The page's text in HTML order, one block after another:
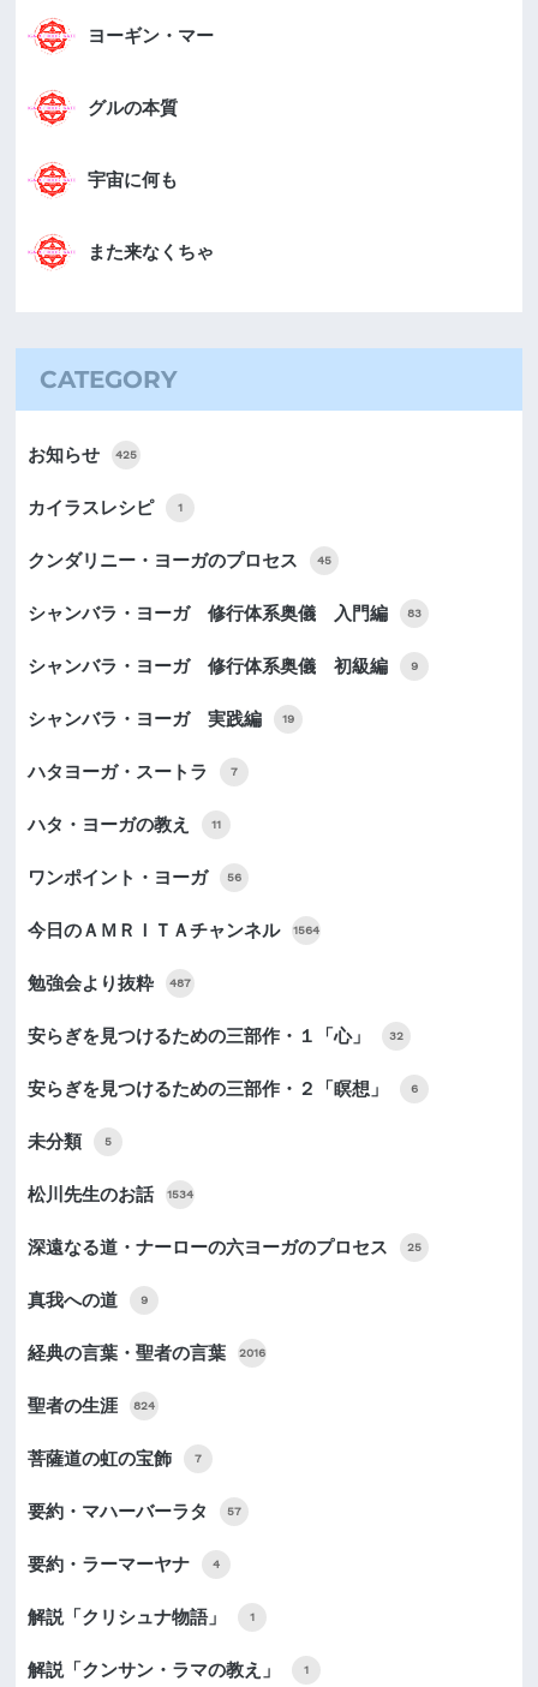
ヨーギン・マー
グルの本質
宇宙に何も
また来なくちゃ
CATEGORY
お知らせ 425
カイラスレシピ 1
クンダリニー・ヨーガのプロセス 45
シャンバラ・ヨーガ 修行体系奥儀 入門編 83
シャンバラ・ヨーガ 修行体系奥儀 初級編 9
シャンバラ・ヨーガ 実践編 19
ハタヨーガ・スートラ 7
ハタ・ヨーガの教え 11
ワンポイント・ヨーガ 56
今日のＡＭＲＩＴＡチャンネル 1564
勉強会より抜粋 487
安らぎを見つけるための三部作・１「心」 32
安らぎを見つけるための三部作・２「瞑想」 6
未分類 5
松川先生のお話 1534
深遠なる道・ナーローの六ヨーガのプロセス 25
真我への道 9
経典の言葉・聖者の言葉 2016
聖者の生涯 824
菩薩道の虹の宝飾 7
要約・マハーバーラタ 57
要約・ラーマーヤナ 4
解説「クリシュナ物語」 1
解説「クンサン・ラマの教え」 1